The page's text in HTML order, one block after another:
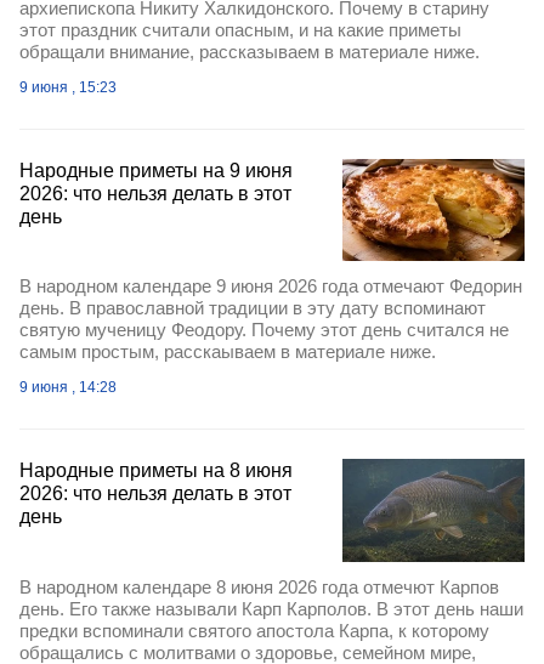
архиепископа Никиту Халкидонского. Почему в старину
этот праздник считали опасным, и на какие приметы
обращали внимание, рассказываем в материале ниже.
9 июня , 15:23
Народные приметы на 9 июня
2026: что нельзя делать в этот
день
В народном календаре 9 июня 2026 года отмечают Федорин
день. В православной традиции в эту дату вспоминают
святую мученицу Феодору. Почему этот день считался не
самым простым, расскаываем в материале ниже.
9 июня , 14:28
Народные приметы на 8 июня
2026: что нельзя делать в этот
день
В народном календаре 8 июня 2026 года отмечют Карпов
день. Его также называли Карп Карполов. В этот день наши
предки вспоминали святого апостола Карпа, к которому
обращались с молитвами о здоровье, семейном мире,